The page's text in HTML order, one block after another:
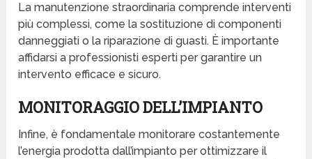
La manutenzione straordinaria comprende interventi
più complessi, come la sostituzione di componenti
danneggiati o la riparazione di guasti. È importante
affidarsi a professionisti esperti per garantire un
intervento efficace e sicuro.
MONITORAGGIO DELL’IMPIANTO
Infine, è fondamentale monitorare costantemente
l’energia prodotta dall’impianto per ottimizzare il